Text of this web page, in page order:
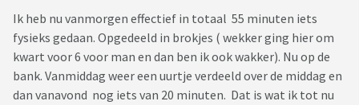
Ik heb nu vanmorgen effectief in totaal 55 minuten iets
fysieks gedaan. Opgedeeld in brokjes ( wekker ging hier om
kwart voor 6 voor man en dan ben ik ook wakker). Nu op de
bank. Vanmiddag weer een uurtje verdeeld over de middag en
dan vanavond nog iets van 20 minuten. Dat is wat ik tot nu